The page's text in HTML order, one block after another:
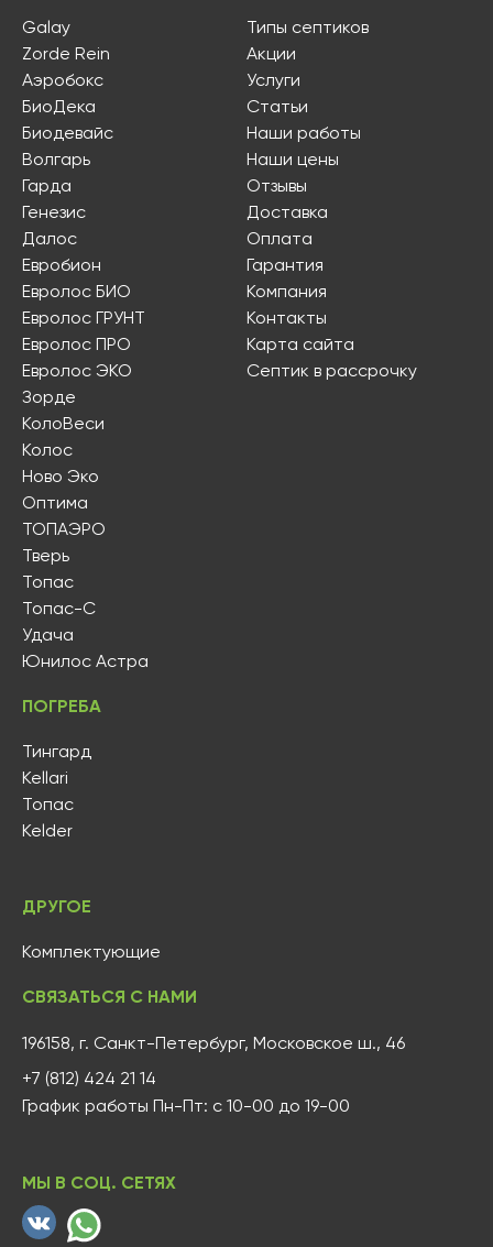
Galay
Zorde Rein
Аэробокс
БиоДека
Биодевайс
Волгарь
Гарда
Генезис
Далос
Евробион
Евролос БИО
Евролос ГРУНТ
Евролос ПРО
Евролос ЭКО
Зорде
КолоВеси
Колос
Ново Эко
Оптима
ТОПАЭРО
Тверь
Топас
Топас-С
Удача
Юнилос Астра
ПОГРЕБА
Тингард
Kellari
Топас
Kelder
ДРУГОЕ
Комплектующие
Типы септиков
Акции
Услуги
Статьи
Наши работы
Наши цены
Отзывы
Доставка
Оплата
Гарантия
Компания
Контакты
Карта сайта
Септик в рассрочку
СВЯЗАТЬСЯ С НАМИ
196158, г. Санкт-Петербург, Московское ш., 46
+7 (812) 424 21 14
График работы Пн-Пт: с 10-00 до 19-00
МЫ В СОЦ. СЕТЯХ